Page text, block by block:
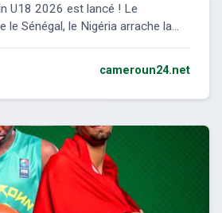
U18 2026 est lancé ! Le
Sénégal, le Nigéria arrache la...
cameroun24.net